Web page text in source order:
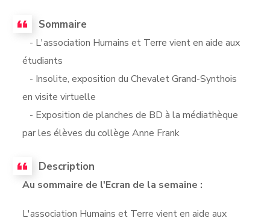
Sommaire
- L'association Humains et Terre vient en aide aux
étudiants
- Insolite, exposition du Chevalet Grand-Synthois
en visite virtuelle
- Exposition de planches de BD à la médiathèque
par les élèves du collège Anne Frank
Description
Au sommaire de l'Ecran de la semaine :
L'association Humains et Terre vient en aide aux